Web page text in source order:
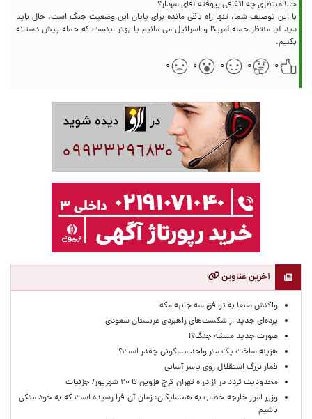
با این توصیف شما، تنها راه باقی مانده برای پایان این وضعیت جنگ است. حال باید
دید آیا منتظر حمله آمریکا و اسرائیل می مانیم یا بهتر اینست که حمله پیش دستانه
بکنیم.
۰
۰ ۰ ۰ ۰
آخرین عناوین
واکنش صنعا به توافق سه جانبه مکه
پرده‌ای جدید از شکست‌های راهبردی عربستان سعودی
صورت جدید مسئله جنگ؟!
هزینه ساخت یک متر واحد مسکونی چقدر است؟
قمار بزرگ استقلال روی یاسر آسانی
محدودیت تردد در آزادراه تهران کرج قزوین تا ۲۰ شهریور/ جزئیات
وزیر امور خارجه خطاب به همسایگان: زمان آن فرا رسیده است که به خود متکی
باشیم